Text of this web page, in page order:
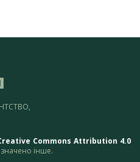
Commons Attribution 4.0
інше.